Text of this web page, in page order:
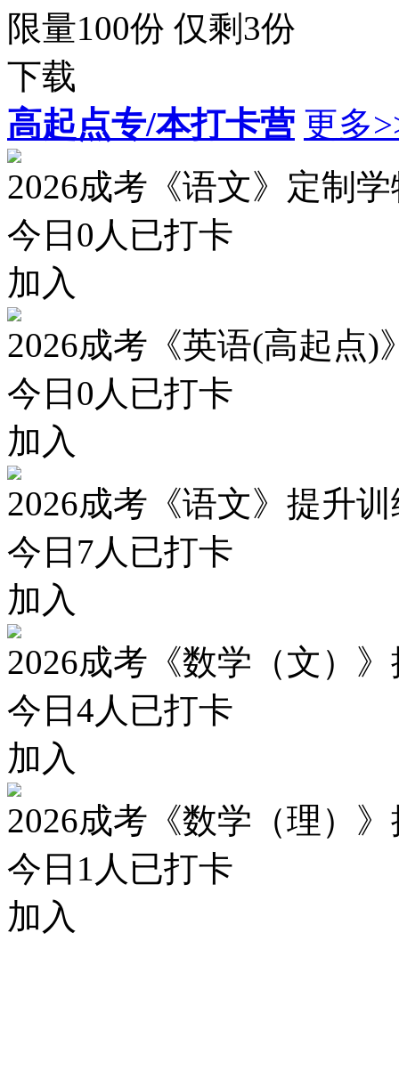
限量100份 仅剩 3份
下载
高起点专/本打卡营 更多
2026成考《语文》定制
今日 0 人已打卡
加入
2026成考《英语(高起点)
今日 0 人已打卡
加入
2026成考《语文》提升
今日 7人已打卡
加入
2026成考《数学（文）
今日 4人已打卡
加入
2026成考《数学（理）
今日 1 人已打卡
加入